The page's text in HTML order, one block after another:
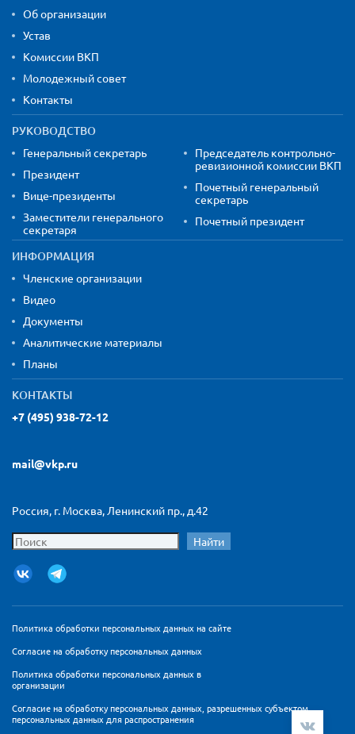
Об организации
Устав
Комиссии ВКП
Молодежный совет
Контакты
РУКОВОДСТВО
Генеральный секретарь
Президент
Вице-президенты
Заместители генерального
секретаря
Председатель контрольно-
ревизионной комиссии ВКП
Почетный генеральный
секретарь
Почетный президент
ИНФОРМАЦИЯ
Членские организации
Видео
Документы
Аналитические материалы
Планы
КОНТАКТЫ
+7 (495) 938-72-12
mail@vkp.ru
Россия, г. Москва, Ленинский пр., д.42
Найти
Политика обработки персональных данных на сайте
Согласие на обработку персональных данных
Политика обработки персональных данных в
организации
Согласие на обработку персональных данных, разрешенных субъектом
персональных данных для распространения